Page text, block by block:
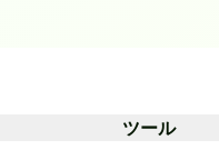
ツール